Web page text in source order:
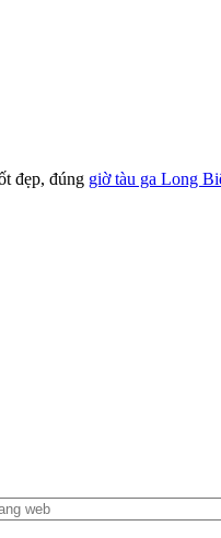
đẹp, đúng giờ tàu ga Long